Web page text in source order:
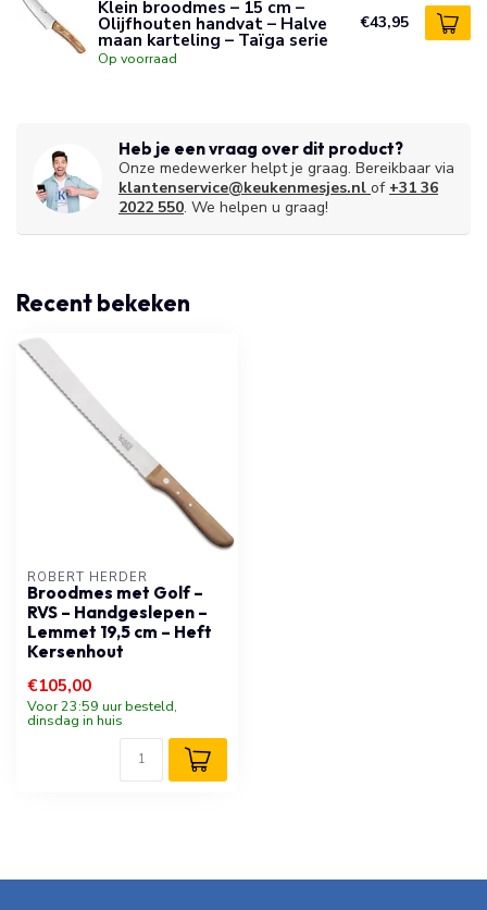
Klein broodmes – 15 cm –
Olijfhouten handvat – Halve
maan karteling – Taïga serie
Op voorraad
€43,95
Heb je een vraag over dit product?
Onze medewerker helpt je graag. Bereikbaar via
klantenservice@keukenmesjes.nl of +31 36
2022 550. We helpen u graag!
Recent bekeken
ROBERT HERDER
Broodmes met Golf –
RVS – Handgeslepen –
Lemmet 19,5 cm – Heft
Kersenhout
€105,00
Voor 23:59 uur besteld,
dinsdag in huis